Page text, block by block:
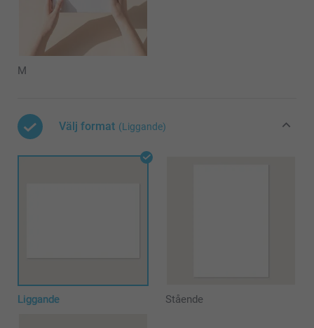
M
Välj format (Liggande)
Liggande Stående